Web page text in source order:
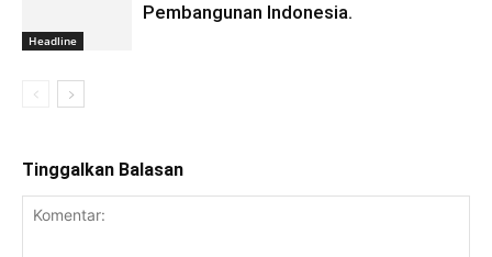
Headline
Pembangunan Indonesia.
Tinggalkan Balasan